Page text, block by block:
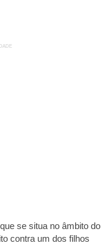
se situa no âmbito do
contra um dos filhos